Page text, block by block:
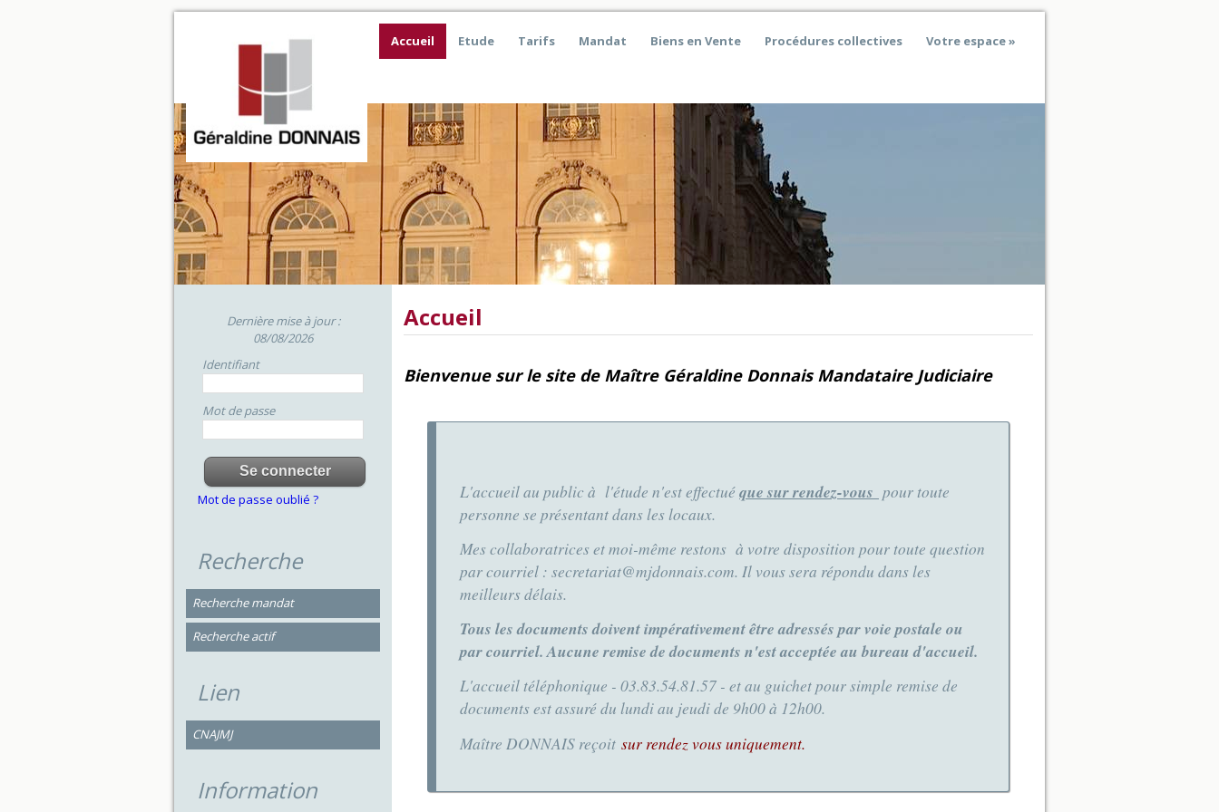
Accueil Etude Tarifs Mandat Biens en Vente Procédures collectives Votre espace
Dernière mise à jour :
08/08/2026
Identifiant
Mot de passe
Mot de passe oublié ?
Recherche
Recherche mandat
Recherche actif
Lien
CNAJMJ
Information
Accueil
Bienvenue sur le site de Maître Géraldine Donnais Mandataire Judiciaire
L'accueil au public à l'étude n'est effectuéque sur rendez-vous pour toute
personne se présentant dans les locaux.
Mes collaboratrices et moi-même restons à votre disposition pour toute question
par courriel : secretariat@mjdonnais.com. Il vous sera répondu dans les
meilleurs délais.
Tous les documents doivent impérativement être adressés par voie postale ou
par courriel. Aucune remise de documents n'est acceptée au bureau d'accueil.
L'accueil téléphonique - 03.83.54.81.57 - et au guichet pour simple remise de
documents est assuré du lundi au jeudi de 9h00 à 12h00.
Maître DONNAIS reçoit sur rendez vous uniquement.